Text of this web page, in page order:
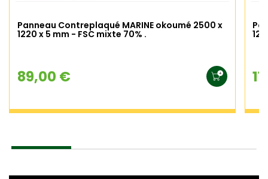
Panneau Contreplaqué MARINE okoumé 2500 x
1220 x 5 mm - FSC mixte 70% .
89,00 €